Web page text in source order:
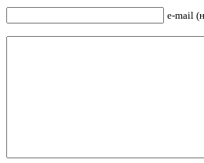
e-mail